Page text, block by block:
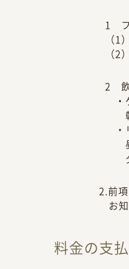
1 フ
（1
（
2 飲
・
朝
・
昼
夕
2.前
お
料金の支